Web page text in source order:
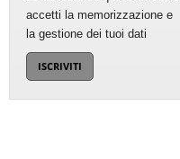
accetti la memorizzazione e
la gestione dei tuoi dati